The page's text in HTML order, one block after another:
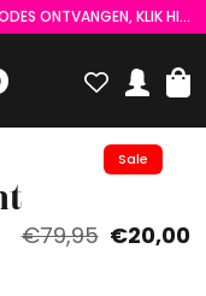
ONTVANGEN, KLIK HIER :)
Sale
€79,95 €20,00